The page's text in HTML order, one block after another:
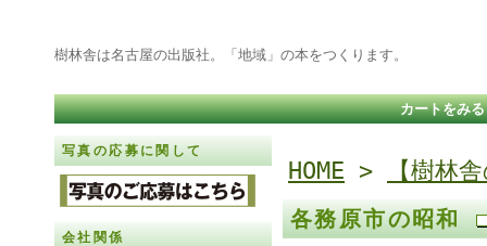
樹林舎は名古屋の出版社。「地域」の本をつくります。
カートをみる
写真の応募に関して
会社関係
HOME > 【樹林
各務原市の昭和